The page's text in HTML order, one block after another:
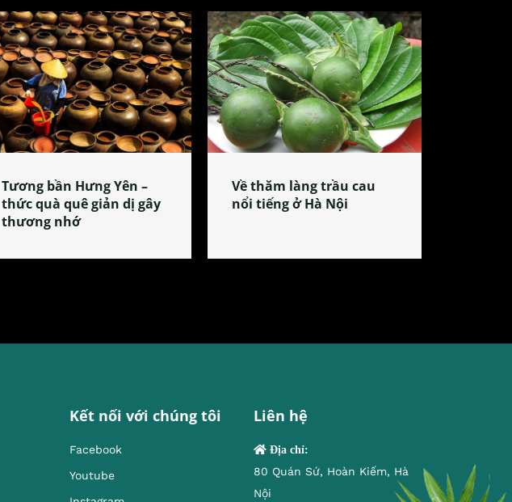
Tương bần Hưng Yên –
thức quà quê giản dị gây
thương nhớ
Về thăm làng trầu cau
nổi tiếng ở Hà Nội
Kết nối với chúng tôi
Facebook
Youtube
Liên hệ
Địa chỉ:
80 Quán Sứ, Hoàn Kiếm, Hà
Nội